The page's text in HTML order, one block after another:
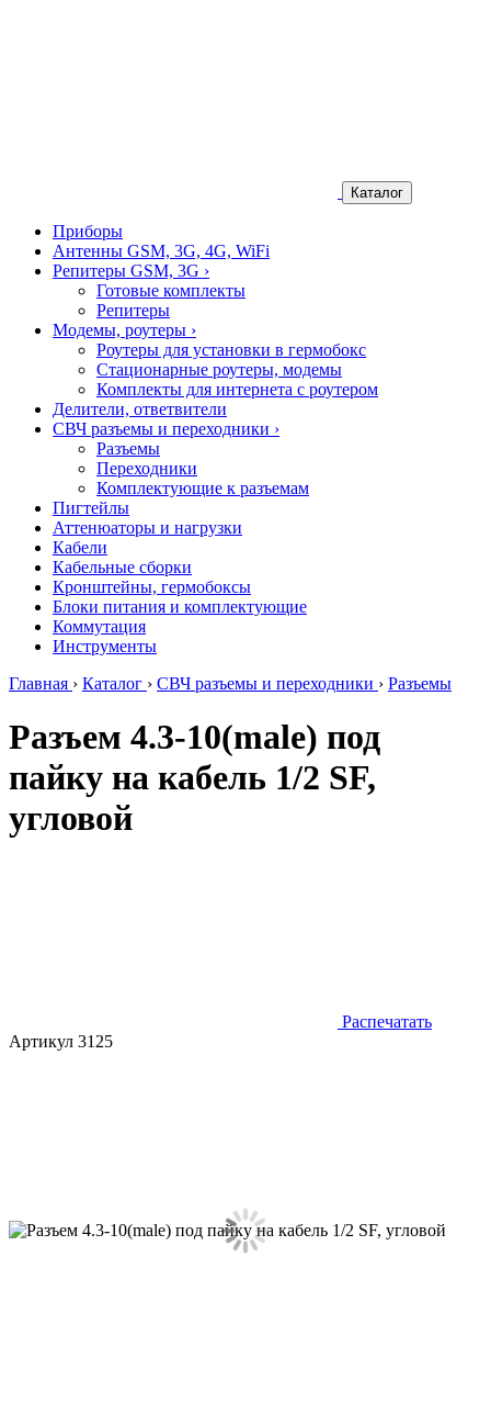
Каталог
Приборы
Антенны GSM, 3G, 4G, WiFi
Репитеры GSM, 3G ›
Готовые комплекты
Репитеры
Модемы, роутеры ›
Роутеры для установки в гермобокс
Стационарные роутеры, модемы
Комплекты для интернета с роутером
Делители, ответвители
СВЧ разъемы и переходники ›
Разъемы
Переходники
Комплектующие к разъемам
Пигтейлы
Аттенюаторы и нагрузки
Кабели
Кабельные сборки
Кронштейны, гермобоксы
Блоки питания и комплектующие
Коммутация
Инструменты
Главная › Каталог › СВЧ разъемы и переходники › Разъемы
Разъем 4.3-10(male) под
пайку на кабель 1/2 SF,
угловой
Распечатать
Артикул 3125